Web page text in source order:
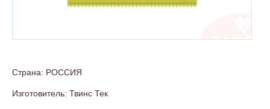
Страна: РОССИЯ
Изготовитель: Твинс Тек